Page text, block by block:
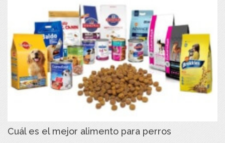
Cuál es el mejor alimento para perros